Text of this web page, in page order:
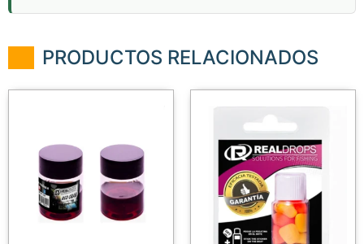
PRODUCTOS RELACIONADOS